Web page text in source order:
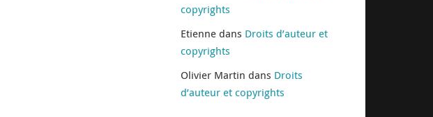
copyrights
Etienne dans Droits d’auteur et
copyrights
Olivier Martin dans Droits
d’auteur et copyrights